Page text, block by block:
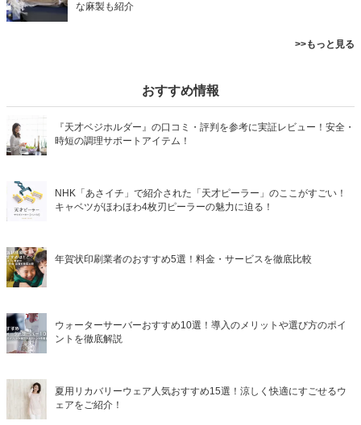
な麻製も紹介
>>もっと見る
おすすめ情報
『天才ベジホルダー』の口コミ・評判を参考に実証レビュー！安全・
時短の調理サポートアイテム！
NHK「あさイチ」で紹介された「天才ピーラー」のここがすごい！
キャベツがほわほわ4枚刃ピーラーの魅力に迫る！
年賀状印刷業者のおすすめ5選！料金・サービスを徹底比較
ウォーターサーバーおすすめ10選！導入のメリットや選び方のポイ
ントを徹底解説
夏用リカバリーウェア人気おすすめ15選！涼しく快適にすごせるウ
ェアをご紹介！